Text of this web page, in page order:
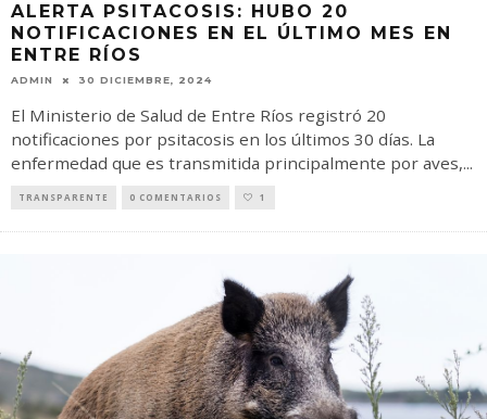
ALERTA PSITACOSIS: HUBO 20
NOTIFICACIONES EN EL ÚLTIMO MES EN
ENTRE RÍOS
ADMIN 30 DICIEMBRE, 2024
El Ministerio de Salud de Entre Ríos registró 20
notificaciones por psitacosis en los últimos 30 días. La
enfermedad que es transmitida principalmente por aves,...
TRANSPARENTE 0 COMENTARIOS 1